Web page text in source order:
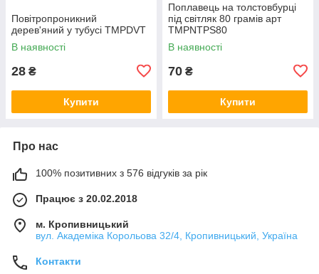
Повітропроникний
дерев'яний у тубусі TMPDVT
В наявності
28 ₴
Купити
Поплавець на толстовбурці
під світляк 80 грамів арт
TMPNTPS80
В наявності
70 ₴
Купити
Про нас
100% позитивних з 576 відгуків за рік
Працює з 20.02.2018
м. Кропивницький
вул. Академіка Корольова 32/4, Кропивницький, Україна
Контакти